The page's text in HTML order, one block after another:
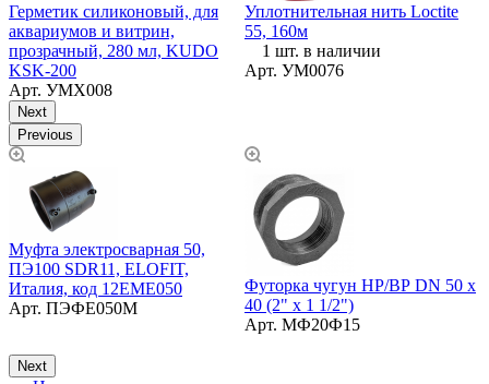
Герметик силиконовый, для
аквариумов и витрин,
прозрачный, 280 мл, KUDO
KSK-200
Арт. УМХ008
Уплотнительная нить Loctite
55, 160м
1 шт. в наличии
Арт. УМ0076
Next
Previous
Муфта электросварная 50,
ПЭ100 SDR11, ELOFIT,
Италия, код 12EME050
Арт. ПЭФЕ050М
Футорка чугун НР/ВР DN 50 х
40 (2" х 1 1/2")
Арт. МФ20Ф15
Next